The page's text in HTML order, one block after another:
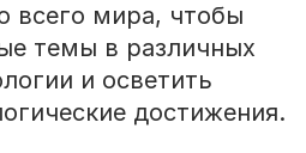
всего мира, чтобы
темы в различных
и осветить
достижения.